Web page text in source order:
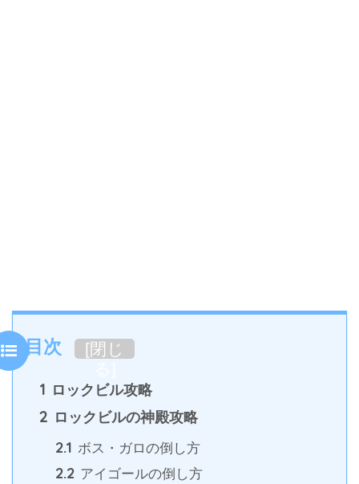
目次 [閉じ
1 ロックビル攻略
2 ロックビルの神殿攻略
2.1 ボス・ガロの倒し方
2.2 アイゴールの倒し方